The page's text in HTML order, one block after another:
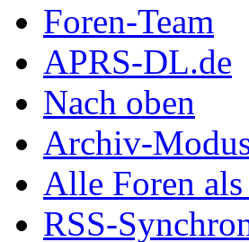
Foren-Team
APRS-DL.de
Nach oben
Archiv-
Alle Foren
RSS-